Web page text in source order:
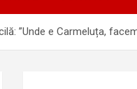
”Unde e Carmeluța,